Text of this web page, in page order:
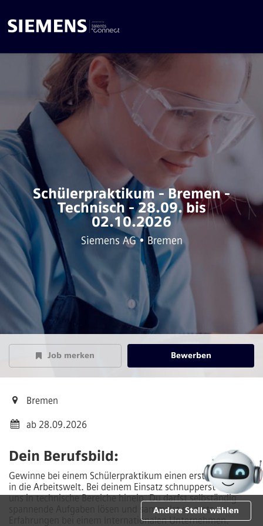
Schülerpraktikum - Bremen -
Technisch - 28.09. bis
02.10.2026
Siemens AG • Bremen
Job merken Bewerben
Bremen
ab 28.09.2026
Dein Berufsbild:
Gewinne bei einem Schülerpraktikum einen ersten Einblick
in die Arbeitswelt. Bei deinem Einsatz schnupperst du bei
uns in technische Bereiche hinein. Du darfst selbständig
spannende Aufgaben lösen und sammelst so erste
Erfahrungen bei einem Internationalen Unternehmen.
Andere Stelle wählen